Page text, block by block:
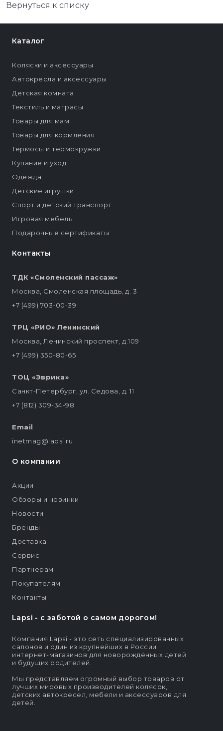
Вернуться к списку
Lapsi - c заботой о самом дорогом!
Компания Lapsi - это сеть специализированных
салонов и один из крупнейших в России
интернет-магазинов для новорождённых детей
и будущих родителей.
Мы представляем огромный выбор товаров от
лучших мировых производителей колясок,
детских автокресел, мебели и аксессуаров для
детей.
Контакты
ТДК «Смоленский пассаж»
Москва, Смоленская площадь, д. 3
+7 (499) 703-00-39
ТРЦ «РИО» Ленинский
Москва, Ленинский проспект, д.109
+7 (499) 350-80-65
ТОЦ «Эврика»
Санкт-Петербург, ул. Седова, д. 11
+7 (812) 309-34-98
Email
inetmag@lapsi.ru
Каталог
Коляски и аксессуары
Автокресла и аксессуары
Детская комната
Текстиль и матрасы
Товары для мам
Товары для кормления
Термосы и термокружки
Купание и уход
Одежда
Детские игрушки
Спорт и детский транспорт
Игровая мебель
Подарочные сертификаты
О компании
Акции
Обзоры и новинки
Новости
Бренды
Доставка
Сервис
Партнерам
Покупателям
Контакты